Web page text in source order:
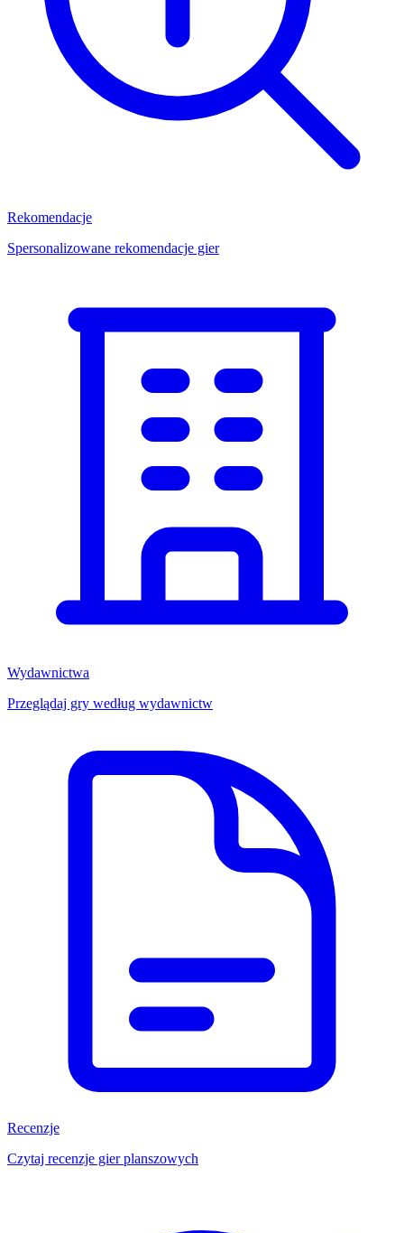
Rekomendacje
Spersonalizowane rekomendacje gier
Wydawnictwa
Przeglądaj gry według wydawnictw
Recenzje
Czytaj recenzje gier planszowych